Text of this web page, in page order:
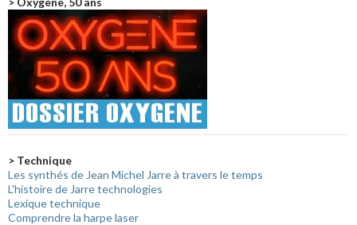
> Technique
Les synthés de Jean Michel Jarre à travers le temps
L'histoire de Jarre technologies
Lexique technique
Comprendre la harpe laser